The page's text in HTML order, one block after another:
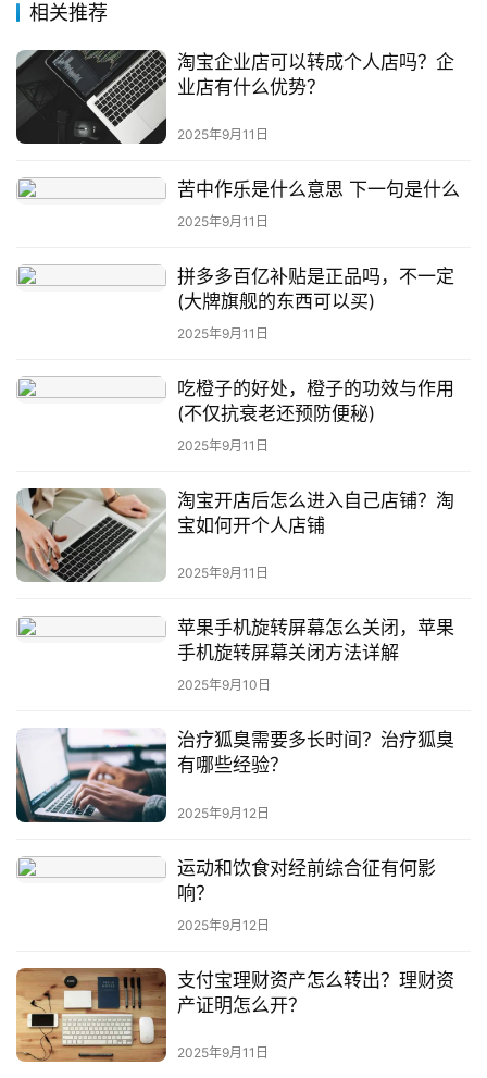
问
答
社
区
相关推荐
淘宝企业店可以转成个人店吗？企
业店有什么优势？
2025年9月11日
苦中作乐是什么意思 下一句是什么
2025年9月11日
拼多多百亿补贴是正品吗，不一定
(大牌旗舰的东西可以买)
2025年9月11日
吃橙子的好处，橙子的功效与作用
(不仅抗衰老还预防便秘)
2025年9月11日
淘宝开店后怎么进入自己店铺？淘
宝如何开个人店铺
2025年9月11日
苹果手机旋转屏幕怎么关闭，苹果
手机旋转屏幕关闭方法详解
2025年9月10日
治疗狐臭需要多长时间？治疗狐臭
有哪些经验？
2025年9月12日
运动和饮食对经前综合征有何影
响？
2025年9月12日
支付宝理财资产怎么转出？理财资
产证明怎么开？
2025年9月11日